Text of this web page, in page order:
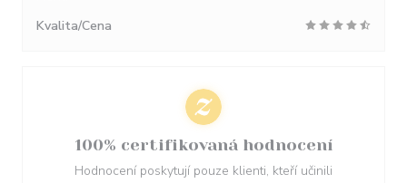
Kvalita/Cena
100% certifikovaná hodnocení
Hodnocení poskytují pouze klienti, kteří učinili